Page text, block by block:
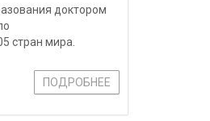
доктором
стран мира.
ПОДРОБНЕЕ